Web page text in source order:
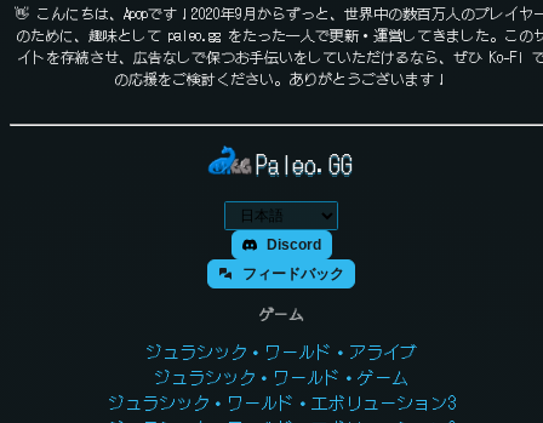
👋 こんにちは、Apopです！2020年9月からずっと、世界中の数百万人のプレイヤ
のために、趣味として paleo.gg をたった一人で更新・運営してきました。この
イトを存続させ、広告なしで保つお手伝いをしていただけるなら、ぜひ Ko-Fi
の応援をご検討ください。ありがとうございます！
Paleo.GG
Discord
フィードバック
ゲーム
ジュラシック・ワールド・アライブ
ジュラシック・ワールド・ゲーム
ジュラシック・ワールド・エボリューション3